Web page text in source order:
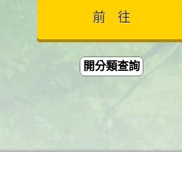
開分類查詢